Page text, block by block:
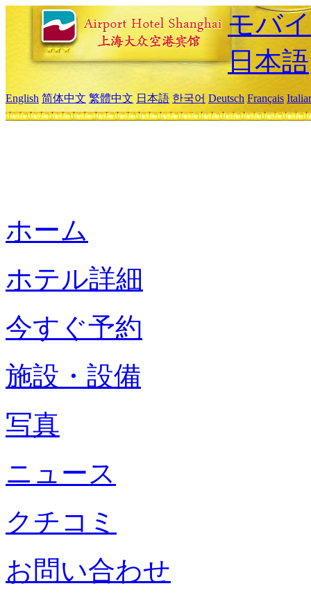
モバ
日本語
English 简体中文 繁體中文 日本語 한국어 Deutsch Français
ホーム
ホテル詳細
今すぐ予約
施設・設備
写真
ニュース
クチコミ
お問い合わせ